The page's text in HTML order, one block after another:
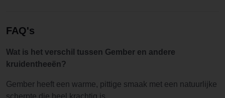
FAQ's
Wat is het verschil tussen Gember en andere
kruidentheeën?
Gember heeft een warme, pittige smaak met een natuurlijke